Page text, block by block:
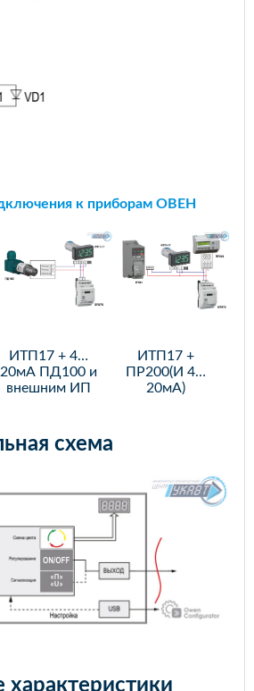
к приборам ОВЕН
ИТП17 + 4…
20мА ПД100 и
внешним ИП
ИТП17 +
ПР200(И 4…
20мА)
схема
характеристики